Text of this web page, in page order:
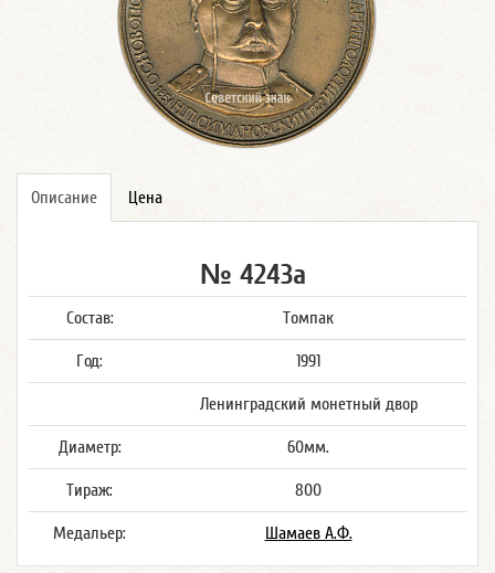
Описание Цена
№ 4243а
Состав: Томпак
Год: 1991
Ленинградский монетный двор
Диаметр: 60мм.
Тираж: 800
Медальер: Шамаев А.Ф.